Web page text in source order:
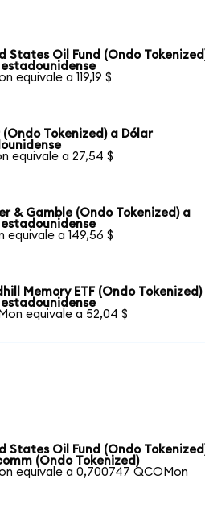
States Oil Fund (Ondo
estadounidense
equivale a 119,19 $
(Ondo Tokenized) a Dólar
equivale a 27,54 $
& Gamble (Ondo Tokenized) a
estadounidense
equivale a 149,56 $
Memory ETF (Ondo Tokenized)
estadounidense
equivale a 52,04 $
States Oil Fund (Ondo
(Ondo Tokenized)
equivale a 0,700747 QCOMon